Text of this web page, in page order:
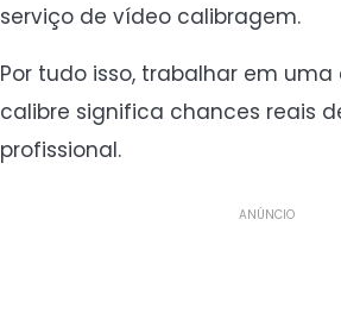
serviço de vídeo calibragem.
Por tudo isso, trabalhar em uma
calibre significa chances reais
profissional.
ANÚNCIO